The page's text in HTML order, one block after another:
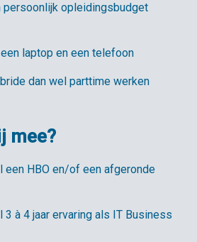
opleidingsbudget
laptop en een telefoon
dan wel parttime werken
mee?
HBO en/of een afgeronde
à 4 jaar ervaring als IT Business